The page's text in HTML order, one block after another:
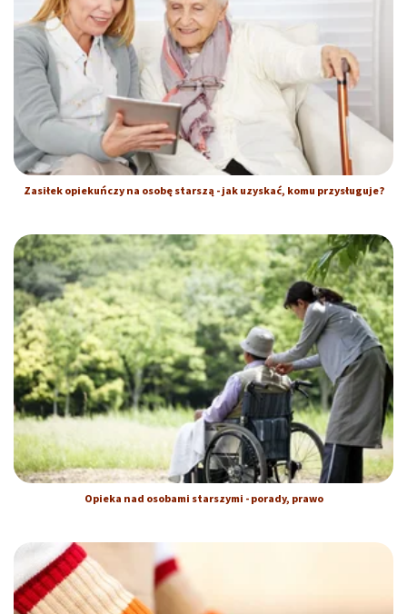
Zasiłek opiekuńczy na osobę starszą - jak uzyskać, komu przysługuje?
Opieka nad osobami starszymi - porady, prawo